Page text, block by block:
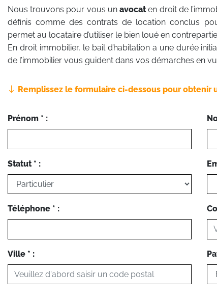
Nous trouvons pour vous unavocaten droit de
définis comme des contrats de location conclus
permet au locataire d’utiliser le bien loué en
En droit immobilier, le bail d’habitation a une durée
de l’immobilier vous guident dans vos démarches en
Remplissez le formulaire ci-dessous pour obtenir
Prénom * :
Statut * :
Téléphone * :
Ville * :